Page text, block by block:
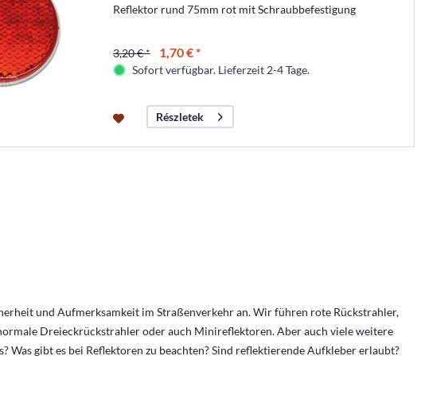
Reflektor rund 75mm rot mit Schraubbefestigung
3,20 € * 1,70 € *
Sofort verfügbar. Lieferzeit 2-4 Tage.
Részletek
und Aufmerksamkeit im Straßenverkehr an. Wir führen rote Rückstrahler,
Dreieckrückstrahler oder auch Minireflektoren. Aber auch viele weitere
Was gibt es bei Reflektoren zu beachten?Sind reflektierende Aufkleber erlaubt?